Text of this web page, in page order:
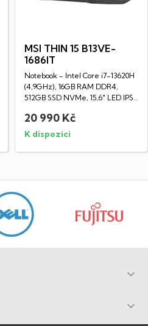
MSI THIN 15 B13VE-
1686IT
Notebook - Intel Core i7-13620H
(4,9GHz), 16GB RAM DDR4,
512GB SSD NVMe, 15,6" LED IPS
20 990 Kč
K dispozici

